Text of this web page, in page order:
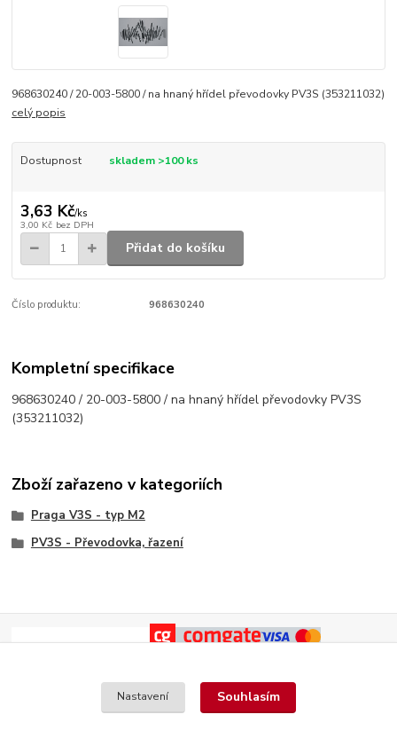
968630240 / 20-003-5800 / na hnaný hřídel převodovky PV3S (353211032)
celý popis
Dostupnost skladem >100 ks
3,63 Kč/ks
3,00 Kč bez DPH
Přidat do košíku
Číslo produktu: 968630240
Kompletní specifikace
968630240 / 20-003-5800 / na hnaný hřídel převodovky PV3S
(353211032)
Zboží zařazeno v kategoriích
Praga V3S - typ M2
PV3S - Převodovka, řazení
Nastavení Souhlasím